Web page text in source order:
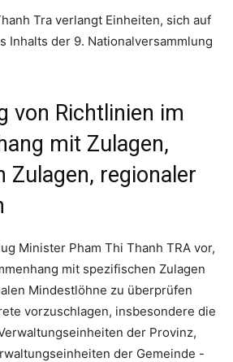
Tra verlangt Einheiten, sich auf
Inhalts der 9. Nationalversammlung
von Richtlinien im
mit Zulagen,
Zulagen, regionaler
Minister Pham Thi Thanh TRA vor,
mit spezifischen Zulagen
Mindestlöhne zu überprüfen
vorzuschlagen, insbesondere die
der Provinz,
der Gemeinde -